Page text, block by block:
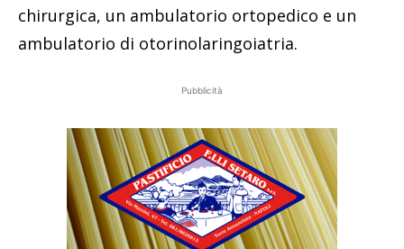
chirurgica, un ambulatorio ortopedico e un
ambulatorio di otorinolaringoiatria.
Pubblicità